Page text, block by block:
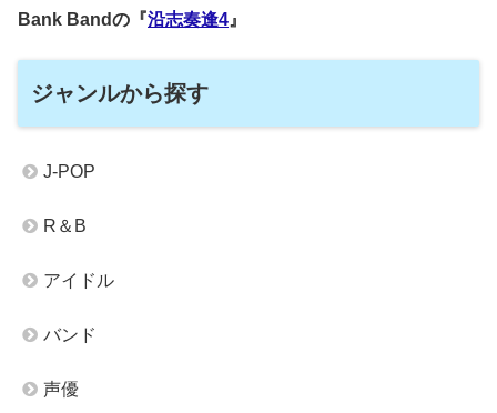
Bank Bandの『沿志奏逢4 』
ジャンルから探す
J-POP
R＆B
アイドル
バンド
声優